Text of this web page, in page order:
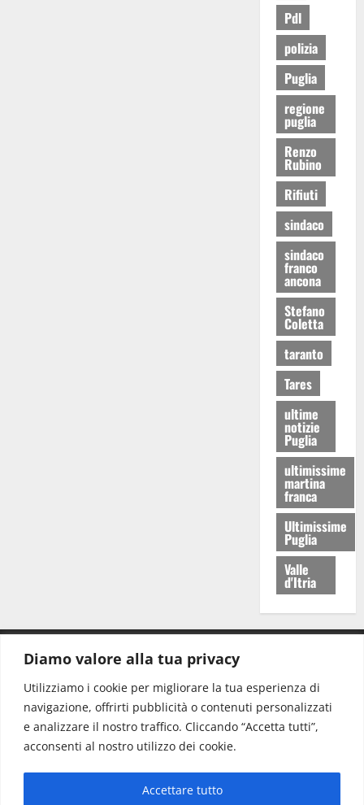
Diamo valore alla tua privacy
Utilizziamo i cookie per migliorare la tua esperienza di
navigazione, offrirti pubblicità o contenuti personalizzati
e analizzare il nostro traffico. Cliccando “Accetta tutti”,
acconsenti al nostro utilizzo dei cookie.
Accettare tutto
Pdl
polizia
Puglia
regione
puglia
Renzo
Rubino
Rifiuti
sindaco
sindaco
franco
ancona
Stefano
Coletta
taranto
Tares
ultime
notizie
Puglia
ultimissime
martina
franca
Ultimissime
Puglia
Valle
d'Itria
Redazione: redazione@www.martinasera.it
Direttore:direttore@www.martinasera.it
Info & Commerciale:info@www.martinasera.it